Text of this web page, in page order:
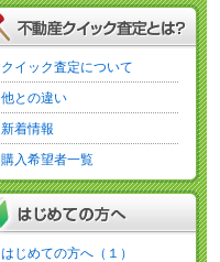
クイック査定について
他との違い
新着情報
購入希望者一覧
はじめての方へ（１）